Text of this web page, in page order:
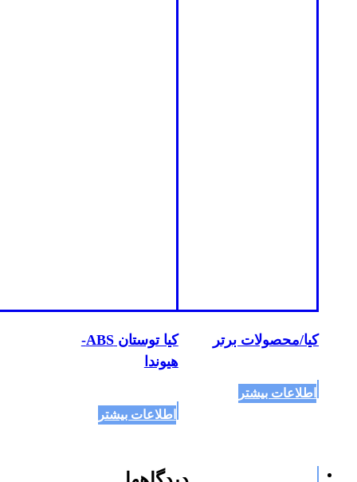
کیا/محصولات برتر
اطلاعات بیشتر
کیا توستان ABS-
هیوندا
اطلاعات بیشتر